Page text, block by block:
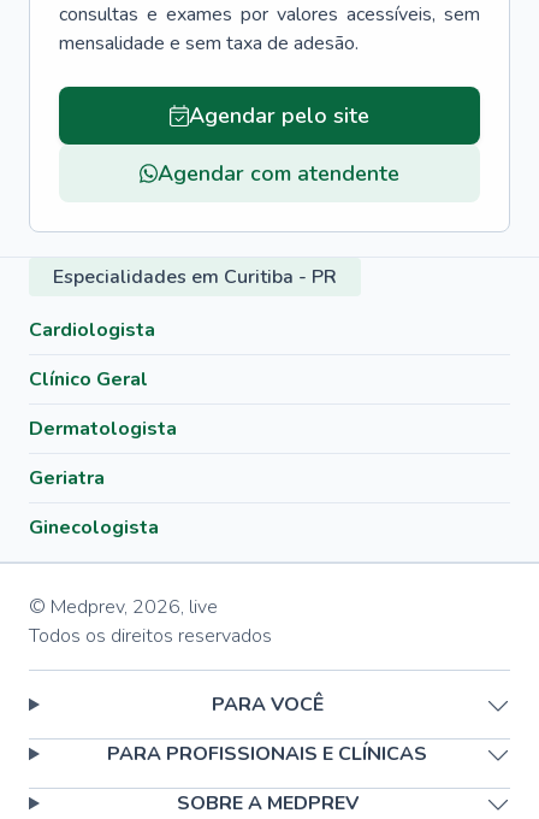
consultas e exames por valores acessíveis, sem
mensalidade e sem taxa de adesão.
Agendar pelo site
Agendar com atendente
Especialidades em Curitiba - PR
Cardiologista
Clínico Geral
Dermatologista
Geriatra
Ginecologista
© Medprev, 2026, live
Todos os direitos reservados
PARA VOCÊ
PARA PROFISSIONAIS E CLÍNICAS
SOBRE A MEDPREV